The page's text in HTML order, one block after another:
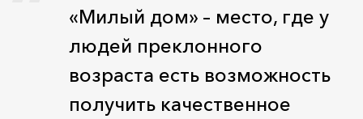
«Милый дом» – место, где у
людей преклонного
возраста есть возможность
получить качественное